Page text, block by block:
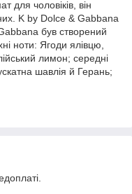
чоловіків, він
K by Dolce & Gabbana
був створений
ноти: Ягоди ялівцю,
лимон; середні
шавлія й Герань;